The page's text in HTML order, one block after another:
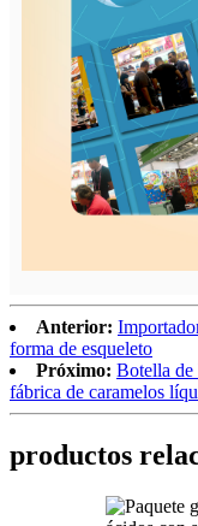
Anterior:
forma de esqueleto
Próximo: Botella de
fábrica de caramelos
productos